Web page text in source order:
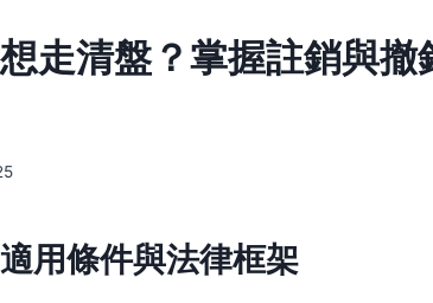
走清盤？掌握註銷與撤
用條件與法律框架